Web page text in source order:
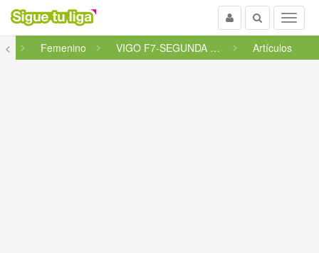
Menu
Buscar
Usuario
<
Femenino VIGO F7-SEGUNDA FASE, GRUPO A Artículos